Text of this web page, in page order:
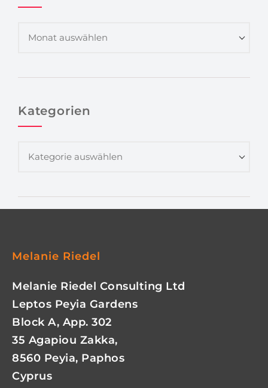
Kategorien
Melanie Riedel
Melanie Riedel Consulting Ltd
Leptos Peyia Gardens
Block A, App. 302
35 Agapiou Zakka,
8560 Peyia, Paphos
Cyprus